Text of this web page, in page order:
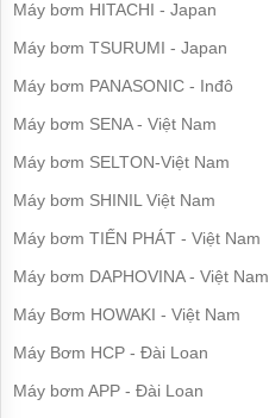
nghiệp
Máy
bơm
chìm
bơm
thải
Máy
giếng
Máy
bơm
giếng
khoan
Máy bơm HITACHI - Japan
Máy bơm TSURUMI - Japan
Máy bơm PANASONIC - Inđô
Máy bơm SENA - Việt Nam
Máy bơm SELTON-Việt Nam
Máy bơm SHINIL Việt Nam
Máy bơm TIẾN PHÁT - Việt Nam
Máy bơm DAPHOVINA - Việt Nam
Máy Bơm HOWAKI - Việt Nam
Máy Bơm HCP - Đài Loan
Máy bơm APP - Đài Loan